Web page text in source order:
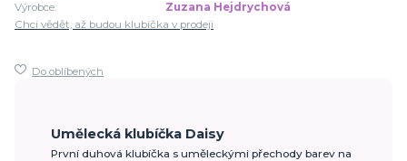
Výrobce:
Zuzana Hejdrychová
Chci vědět, až budou klubíčka v prodeji
Do oblíbených
Umělecká klubíčka Daisy
První duhová klubíčka s uměleckými přechody barev na